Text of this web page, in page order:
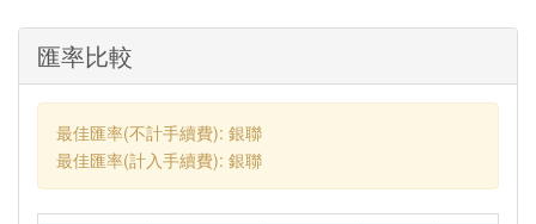
匯率比較
最佳匯率(不計手續費): 銀聯
最佳匯率(計入手續費): 銀聯